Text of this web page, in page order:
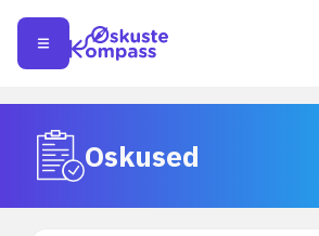
Oskused